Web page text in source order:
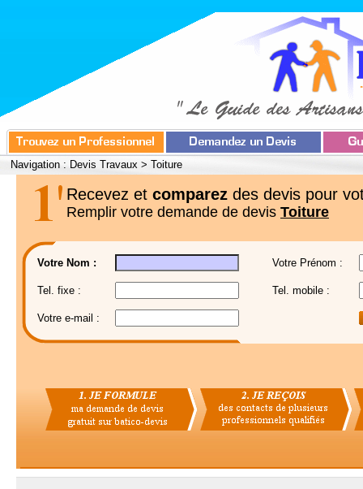
Navigation : Devis Travaux > Toiture
Recevez et comparez des devis pour
Remplir votre demande de devis Toiture
Votre Nom : Votre Prénom :
Tel. fixe : Tel. mobile :
Votre e-mail :